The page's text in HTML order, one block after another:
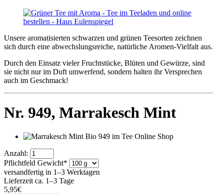
Unsere aromatisierten schwarzen und grünen Teesorten zeichnen
sich durch eine abwechslungsreiche, natürliche Aromen-Vielfalt aus.
Durch den Einsatz vieler Fruchtstücke, Blüten und Gewürze, sind
sie nicht nur im Duft umwerfend, sondern halten ihr Versprechen
auch im Geschmack!
Nr. 949, Marrakesch Mint
Anzahl:
Pflichtfeld Gewicht*
versandfertig in 1–3 Werktagen
Lieferzeit ca. 1–3 Tage
5,95€